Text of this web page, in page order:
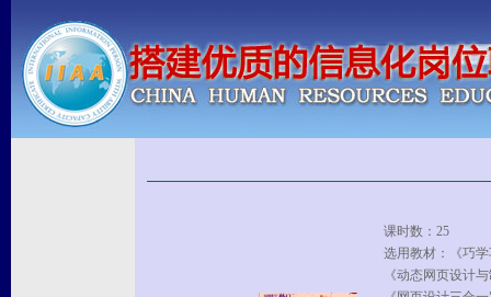
课时数：25
选用教材：《巧学
《动态网页设计